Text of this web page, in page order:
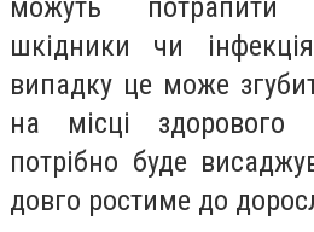
можуть потрапити
шкідники чи
випадку це може
на місці здорового
потрібно буде
довго ростиме до